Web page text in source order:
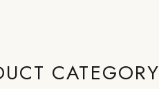
CATEGORY